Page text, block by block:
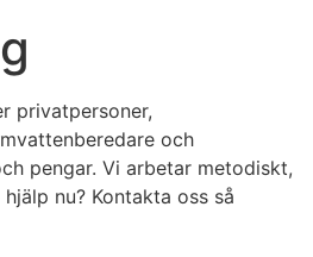
privatpersoner,
och
pengar. Vi arbetar metodiskt,
nu? Kontakta oss så